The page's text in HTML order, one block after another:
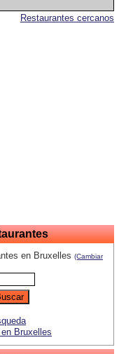
Restaurantes cercanos
en Bruxelles (Cambiar
Bruxelles